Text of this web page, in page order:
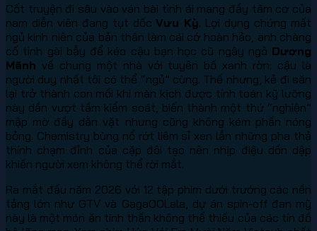
Cốt truyện đi sâu vào ván bài tình ái mang đầy tâm cơ của
nam diễn viên đang tụt dốcVưu Kỳ. Lợi dụng chứng mất
ngủ kinh niên của bản thân làm cái cớ hoàn hảo, anh chàng
cố tình gài bẫy để kéo cậu bạn học cũ ngây ngô Dương
Mãnh về chung một nhà với tuyên bố xanh rờn: cậu là
người duy nhất tôi có thể “ngủ” cùng. Thế nhưng, kẻ đi săn
lại trở thành con mồi khi màn kịch được tính toán kỹ lưỡng
này dần vượt tầm kiểm soát, biến thành một thứ “nghiện”
mập mờ đầy dằn vặt nhưng cũng không kém phần nóng
bỏng. Chemistry bùng nổ rớt liêm sỉ xen lẫn những pha thả
thính chạm đỉnh của cặp đôi tạo nên nhịp điệu dồn dập
khiến người xem không thể rời mắt.
Ra mắt đầu năm 2026 với 12 tập phim dưới trướng các nền
tảng lớn như GTV và GagaOOLala, dự án spin-off đan mỹ
này là một món ăn tinh thần không thể thiếu của các tín đồ